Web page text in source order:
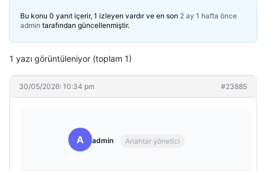
Bu konu 0 yanıt içerir, 1 izleyen vardır ve en son 2 ay 1 hafta önce
admin tarafından güncellenmiştir.
1 yazı görüntüleniyor (toplam 1)
30/05/2026: 10:34 pm #23885
A admin Anahtar yönetici